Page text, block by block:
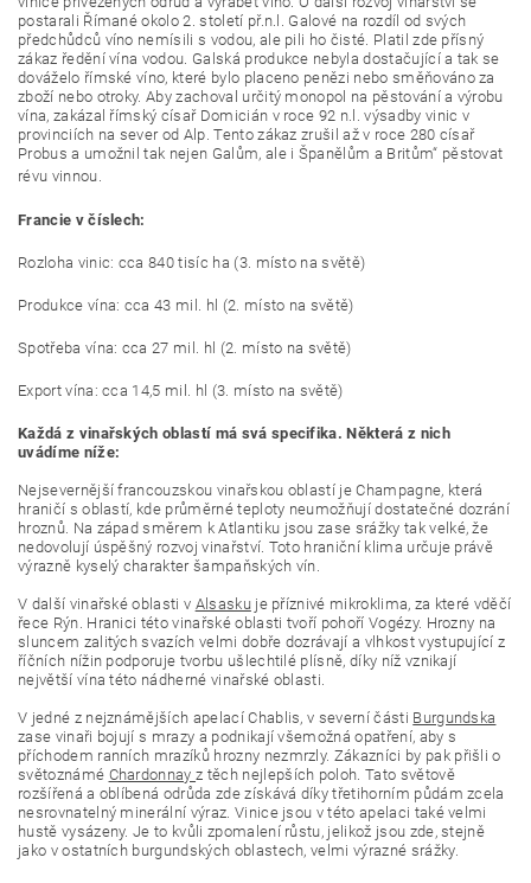
postarali Římané okolo 2. století př.n.l. Galové na rozdíl od svých
předchůdců víno nemísili s vodou, ale pili ho čisté. Platil zde přísný
zákaz ředění vína vodou. Galská produkce nebyla dostačující a tak se
dováželo římské víno, které bylo placeno penězi nebo směňováno za
zboží nebo otroky. Aby zachoval určitý monopol na pěstování a výrobu
vína, zakázal římský císař Domicián v roce 92 n.l. výsadby vinic v
provinciích na sever od Alp. Tento zákaz zrušil až v roce 280 císař
Probus a umožnil tak nejen Galům, ale i Španělům a Britům“ pěstovat
révu vinnou.
Francie v číslech:
Rozloha vinic: cca 840 tisíc ha (3. místo na světě)
Produkce vína: cca 43 mil. hl (2. místo na světě)
Spotřeba vína: cca 27 mil. hl (2. místo na světě)
Export vína: cca 14,5 mil. hl (3. místo na světě)
Každá z vinařských oblastí má svá specifika. Některá z nich
uvádíme níže:
Nejsevernější francouzskou vinařskou oblastí je Champagne, která
hraničí s oblastí, kde průměrné teploty neumožňují dostatečné dozrání
hroznů. Na západ směrem k Atlantiku jsou zase srážky tak velké, že
nedovolují úspěšný rozvoj vinařství. Toto hraniční klima určuje právě
výrazně kyselý charakter šampaňských vín.
V další vinařské oblasti v Alsaskuje příznivé mikroklima, za které vděčí
řece Rýn. Hranici této vinařské oblasti tvoří pohoří Vogézy. Hrozny na
sluncem zalitých svazích velmi dobře dozrávají a vlhkost vystupující z
říčních nížin podporuje tvorbu ušlechtilé plísně, díky níž vznikají
největší vína této nádherné vinařské oblasti.
V jedné z nejznámějších apelací Chablis, v severní části Burgundska
zase vinaři bojují s mrazy a podnikají všemožná opatření, aby s
příchodem ranních mrazíků hrozny nezmrzly. Zákazníci by pak přišli o
světoznámé Chardonnayz těch nejlepších poloh. Tato světově
rozšířená a oblíbená odrůda zde získává díky třetihorním půdám zcela
nesrovnatelný minerální výraz. Vinice jsou v této apelaci také velmi
hustě vysázeny. Je to kvůli zpomalení růstu, jelikož jsou zde, stejně
jako v ostatních burgundských oblastech, velmi výrazné srážky.